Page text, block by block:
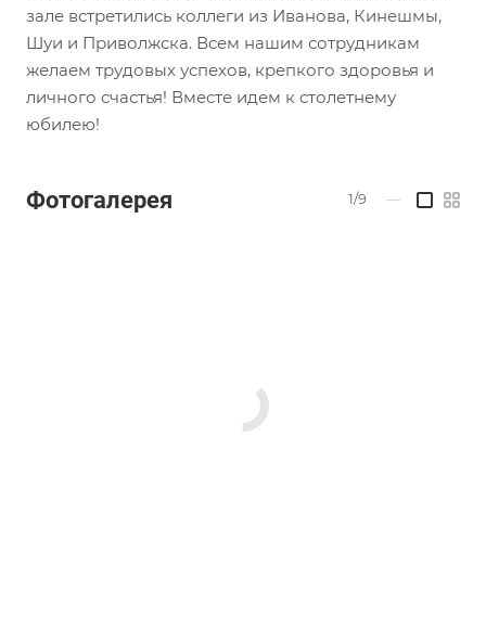
зале встретились коллеги из Иванова, Кинешмы,
Шуи и Приволжска. Всем нашим сотрудникам
желаем трудовых успехов, крепкого здоровья и
личного счастья! Вместе идем к столетнему
юбилею!
Фотогалерея 1/9 —